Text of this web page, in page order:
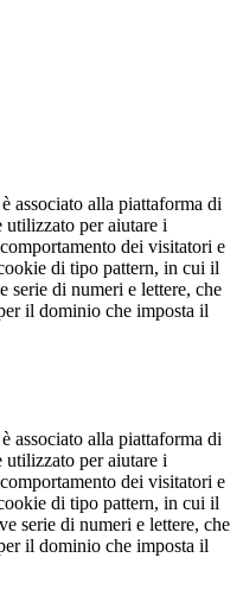
associato alla piattaforma di
per aiutare i
dei visitatori e
di tipo pattern, in cui il
serie di numeri e lettere, che
il dominio che imposta il
associato alla piattaforma di
per aiutare i
dei visitatori e
di tipo pattern, in cui il
serie di numeri e lettere, che
il dominio che imposta il